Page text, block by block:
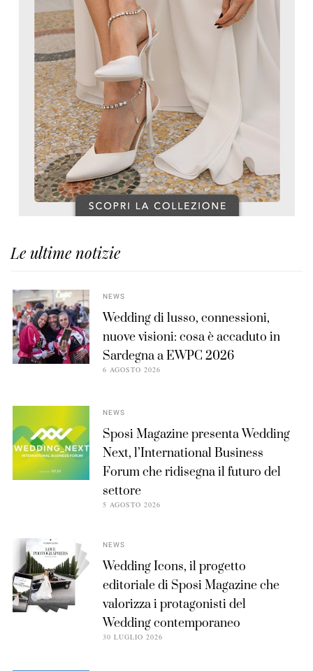
Le ultime notizie
NEWS
Wedding di lusso, connessioni,
nuove visioni: cosa è accaduto in
Sardegna a EWPC 2026
6 AGOSTO 2026
NEWS
Sposi Magazine presenta Wedding
Next, l’International Business
Forum che ridisegna il futuro del
settore
5 AGOSTO 2026
NEWS
Wedding Icons, il progetto
editoriale di Sposi Magazine che
valorizza i protagonisti del
Wedding contemporaneo
30 LUGLIO 2026